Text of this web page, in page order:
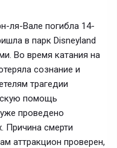
ля-Вале погибла 14-
в парк Disneyland
Во время катания на
сознание и
трагедии
помощь
проведено
Причина смерти
аттракцион проверен,